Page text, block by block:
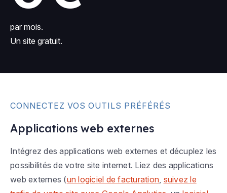
par mois.
Un site gratuit.
CONNECTEZ VOS OUTILS PRÉFÉRÉS
Applications web externes
Intégrez des applications web externes et décuplez les
possibilités de votre site internet. Liez des applications
web externes (un logiciel de facturation, suivez le